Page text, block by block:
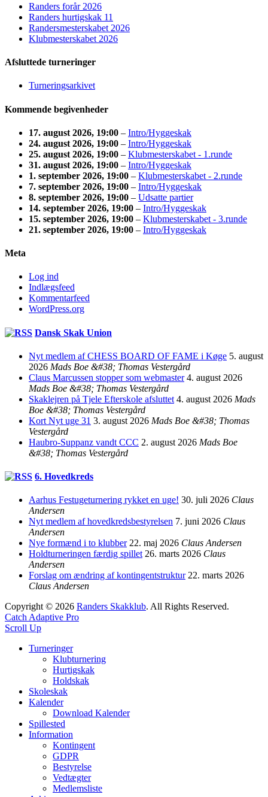
Randers forår 2026
Randers hurtigskak 11
Randersmesterskabet 2026
Klubmesterskabet 2026
Afsluttede turneringer
Turneringsarkivet
Kommende begivenheder
17. august 2026, 19:00 – Intro/Hyggeskak
24. august 2026, 19:00 – Intro/Hyggeskak
25. august 2026, 19:00 – Klubmesterskabet - 1.runde
31. august 2026, 19:00 – Intro/Hyggeskak
1. september 2026, 19:00 – Klubmesterskabet - 2.runde
7. september 2026, 19:00 – Intro/Hyggeskak
8. september 2026, 19:00 – Udsatte partier
14. september 2026, 19:00 – Intro/Hyggeskak
15. september 2026, 19:00 – Klubmesterskabet - 3.runde
21. september 2026, 19:00 – Intro/Hyggeskak
Meta
Log ind
Indlægsfeed
Kommentarfeed
WordPress.org
Dansk Skak Union
Nyt medlem af CHESS BOARD OF FAME i Køge 5. august
2026 Mads Boe &#38; Thomas Vestergård
Claus Marcussen stopper som webmaster 4. august 2026
Mads Boe &#38; Thomas Vestergård
Skaklejren på Tjele Efterskole afsluttet 4. august 2026 Mads
Boe &#38; Thomas Vestergård
Kort Nyt uge 31 3. august 2026 Mads Boe &#38; Thomas
Vestergård
Haubro-Suppanz vandt CCC 2. august 2026 Mads Boe
&#38; Thomas Vestergård
6. Hovedkreds
Aarhus Festugeturnering rykket en uge! 30. juli 2026 Claus
Andersen
Nyt medlem af hovedkredsbestyrelsen 7. juni 2026 Claus
Andersen
Nye formænd i to klubber 22. maj 2026 Claus Andersen
Holdturneringen færdig spillet 26. marts 2026 Claus
Andersen
Forslag om ændring af kontingentstruktur 22. marts 2026
Claus Andersen
Copyright © 2026 Randers Skakklub. All Rights Reserved.
Catch Adaptive Pro
Scroll Up
Turneringer
Klubturnering
Hurtigskak
Holdskak
Skoleskak
Kalender
Download Kalender
Spillested
Information
Kontingent
GDPR
Bestyrelse
Vedtægter
Medlemsliste